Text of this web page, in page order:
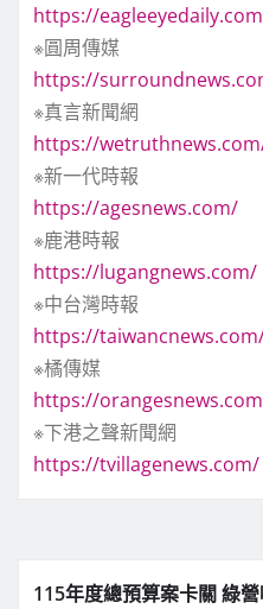
https://
※圓周傳媒
https://
※真言新聞網
https://
※新一代時報
https://agesnews.com/
※鹿港時報
https://lugangnews.com/
※中台灣時報
https://
※橘傳媒
https://
※下港之聲新聞網
https://tvillagenews.com/
115年度總預算案卡關 綠